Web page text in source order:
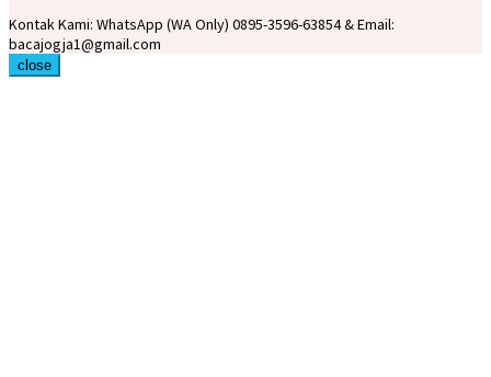
Kontak Kami: WhatsApp (WA Only) 0895-3596-63854 & Email:
bacajogja1@gmail.com
close